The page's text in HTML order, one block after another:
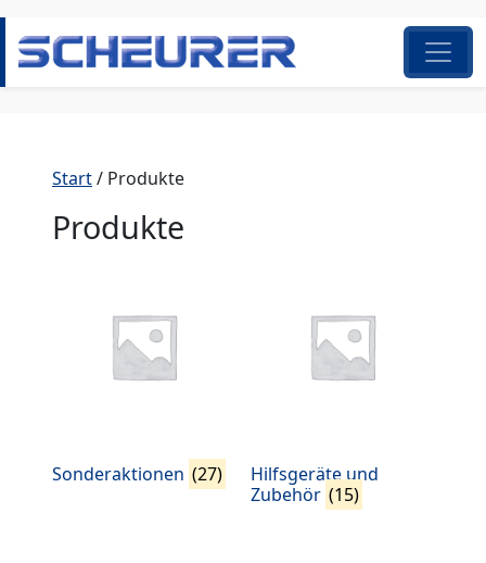
Hauptnavigation
Start/ Produkte
Produkte
Sonderaktionen (27)
Hilfsgeräte und
Zubehör (15)